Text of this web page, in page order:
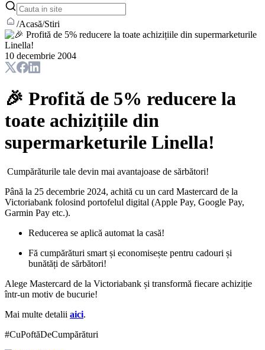
/Acasă/Stiri
10 decembrie 2004
🎉 Profită de 5% reducere la
toate achizițiile din
supermarketurile Linella!
Cumpărăturile tale devin mai avantajoase de sărbători!
Până la 25 decembrie 2024, achită cu un card Mastercard de la
Victoriabank folosind portofelul digital (Apple Pay, Google Pay,
Garmin Pay etc.).
Reducerea se aplică automat la casă!
Fă cumpărături smart și economisește pentru cadouri și
bunătăți de sărbători!
Alege Mastercard de la Victoriabank și transformă fiecare achiziție
într-un motiv de bucurie!
Mai multe detalii aici.
#CuPoftăDeCumpărături